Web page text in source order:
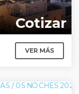
Cotizar
VER MÁS